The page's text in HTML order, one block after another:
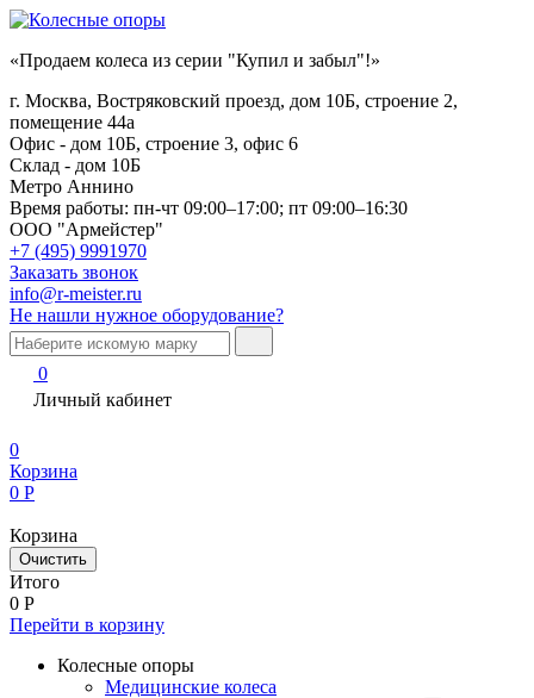
«Продаем колеса из серии "Купил и забыл"!»
г. Москва, Востряковский проезд, дом 10Б, строение 2,
помещение 44а
Офис - дом 10Б, строение 3, офис 6
Склад - дом 10Б
Метро Аннино
Время работы: пн-чт 09:00–17:00; пт 09:00–16:30
ООО "Армейстер"
+7 (495) 9991970
Заказать звонок
info@r-meister.ru
Не нашли нужное оборудование?
0
Личный кабинет
0
Корзина
0 Р
Корзина
Очистить
Итого
0 Р
Перейти в корзину
Колесные опоры
Медицинские колеса